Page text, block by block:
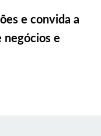
e convida a
negócios e